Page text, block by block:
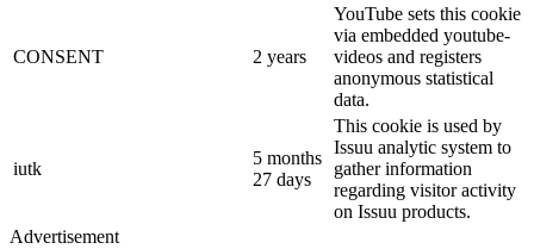
CONSENT 2 years
YouTube sets this cookie
via embedded youtube-
videos and registers
anonymous statistical
data.
iutk
5 months
27 days
This cookie is used by
Issuu analytic system to
gather information
regarding visitor activity
on Issuu products.
Advertisement